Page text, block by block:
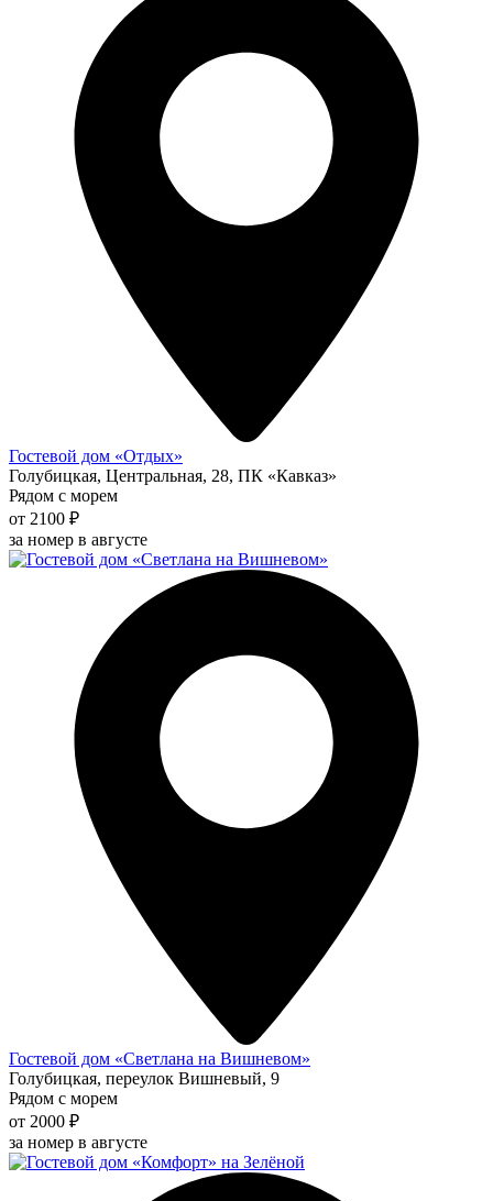
Гостевой дом «Отдых»
Голубицкая, Центральная, 28, ПК «Кавказ»
Рядом с морем
от 2100 ₽
за номер в августе
Гостевой дом «Светлана на Вишневом»
Голубицкая, переулок Вишневый, 9
Рядом с морем
от 2000 ₽
за номер в августе